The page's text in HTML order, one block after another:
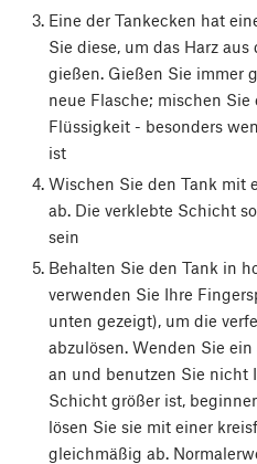
Eine der Tankecken hat
Sie diese, um das Harz
gießen. Gießen Sie immer
neue Flasche; mischen
Flüssigkeit - besonders
ist
Wischen Sie den Tank mit
ab. Die verklebte Schicht
sein
Behalten Sie den Tank in
verwenden Sie Ihre
unten gezeigt), um die
abzulösen. Wenden Sie
an und benutzen Sie nicht
Schicht größer ist,
lösen Sie sie mit einer
gleichmäßig ab.